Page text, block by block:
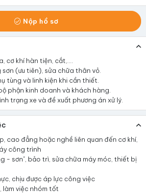
Nộp hồ sơ
cơ khí hàn tiện, cắt,....
(ưu tiên), sửa chữa thân vỏ.
tùng và linh kiện khi cần thiết.
phận kinh doanh và khách hàng.
trạng xe và đề xuất phương án xử lý.
cao đẳng hoặc nghề liên quan đến cơ khí,
công trình
- sơn", bảo trì, sửa chữa máy móc, thiết bị
chịu được áp lực công việc
làm việc nhóm tốt